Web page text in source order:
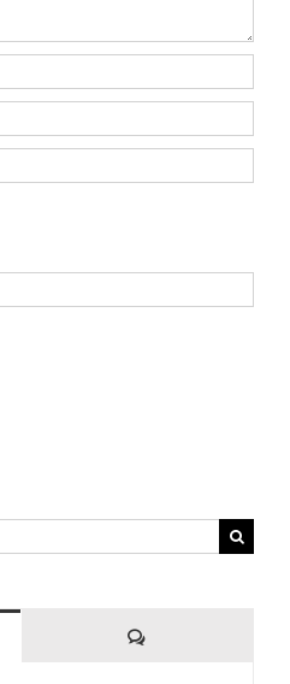
Comments